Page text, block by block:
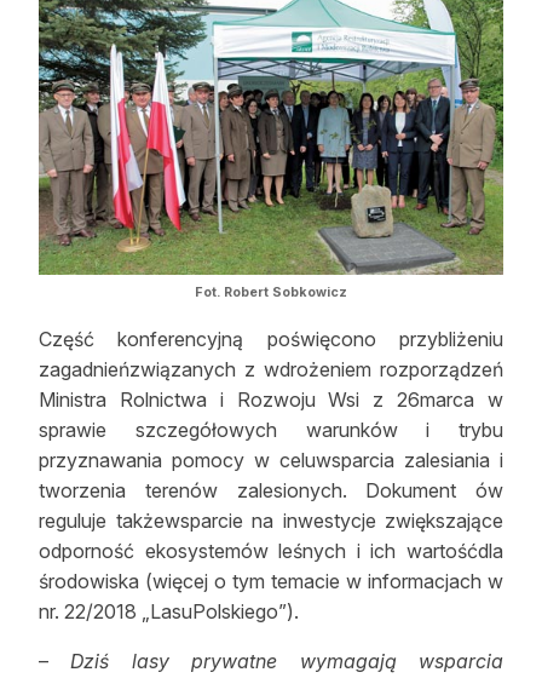
100 lat „Lasu Polskiego”
Prenumerata
Reklama
Zostań autorem
Archiwum
Kontakt
Fot. Robert Sobkowicz
Część konferencyjną poświęcono przybliżeniu
zagadnieńzwiązanych z wdrożeniem rozporządzeń
Ministra Rolnictwa i Rozwoju Wsi z 26marca w
sprawie szczegółowych warunków i trybu
przyznawania pomocy w celuwsparcia zalesiania i
tworzenia terenów zalesionych. Dokument ów
reguluje takżewsparcie na inwestycje zwiększające
odporność ekosystemów leśnych i ich wartośćdla
środowiska (więcej o tym temacie w informacjach w
nr. 22/2018 „LasuPolskiego”).
–Dziś lasy prywatne wymagają wsparcia